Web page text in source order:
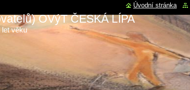
OVýT ČESKÁ LÍPA
let věku
Úvodní stránka